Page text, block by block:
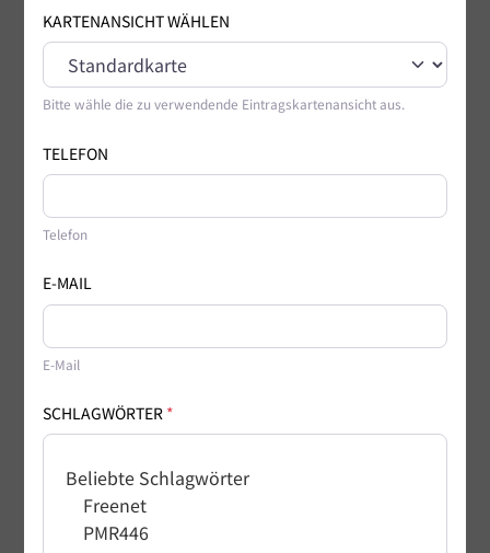
KARTENANSICHT WÄHLEN
Bitte wähle die zu verwendende Eintragskartenansicht aus.
TELEFON
Telefon
E-MAIL
E-Mail
SCHLAGWÖRTER *